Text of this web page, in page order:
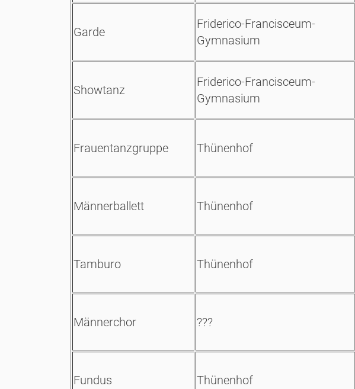
Garde
Friderico-Francisceum-
Gymnasium
Showtanz
Friderico-Francisceum-
Gymnasium
Frauentanzgruppe Thünenhof
Männerballett Thünenhof
Tamburo Thünenhof
Männerchor ???
Fundus Thünenhof